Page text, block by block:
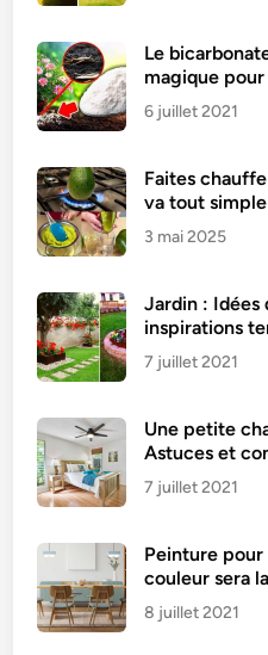
Le
magique
6 juillet 2021
Faites
va tout
3 mai 2025
Jardin : Idées
inspirations
7 juillet 2021
Une petite
Astuces et
7 juillet 2021
Peinture pour
couleur sera
8 juillet 2021